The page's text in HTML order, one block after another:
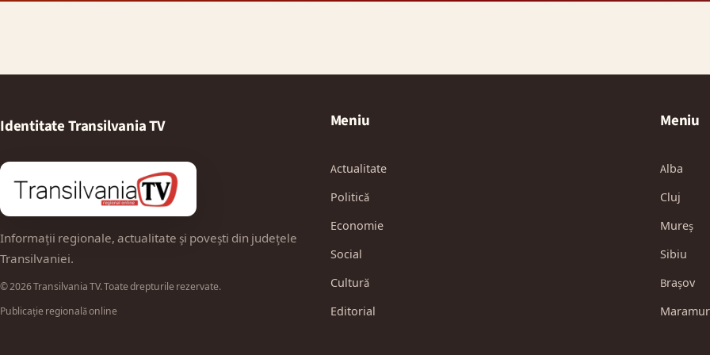
Identitate Transilvania TV
Informații regionale, actualitate și povești din județele
Transilvaniei.
© 2026 Transilvania TV. Toate drepturile rezervate.
Publicație regională online
Meniu
Actualitate
Politică
Economie
Social
Cultură
Editorial
Meniu
Alba
Cluj
Mureș
Sibiu
Brașov